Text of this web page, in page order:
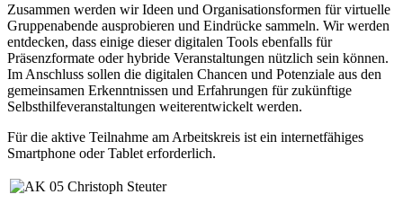
Zusammen werden wir Ideen und Organisationsformen für virtuelle
Gruppenabende ausprobieren und Eindrücke sammeln. Wir werden
entdecken, dass einige dieser digitalen Tools ebenfalls für
Präsenzformate oder hybride Veranstaltungen nützlich sein können.
Im Anschluss sollen die digitalen Chancen und Potenziale aus den
gemeinsamen Erkenntnissen und Erfahrungen für zukünftige
Selbsthilfeveranstaltungen weiterentwickelt werden.
Für die aktive Teilnahme am Arbeitskreis ist ein internetfähiges
Smartphone oder Tablet erforderlich.